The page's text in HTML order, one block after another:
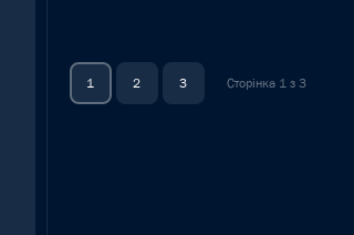
1 2 3 Сторінка 1 з 3